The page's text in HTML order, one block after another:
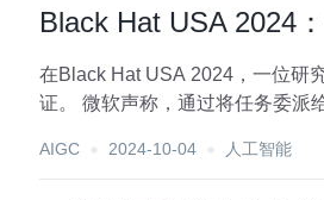
Black Hat USA 2024
在Black Hat USA 2024，一位研
证。 微软声称，通过将任务
AIGC 2024-10-04 人工智能